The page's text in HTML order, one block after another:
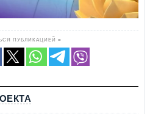
ПУБЛИКАЦИЕЙ ≡